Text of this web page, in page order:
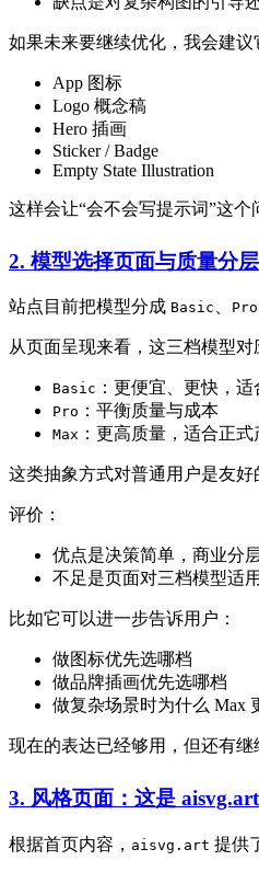
如果未来要继续优化，我会建议
App 图标
Logo 概念稿
Hero 插画
Sticker / Badge
Empty State Illustration
这样会让“会不会写提示词”这个
2. 模型选择页面与质量分层
站点目前把模型分成 Basic Pro
从页面呈现来看，这三档模型对
Basic ：更便宜、更快，
Pro ：平衡质量与成本
Max ：更高质量，适合正式
这类抽象方式对普通用户是友
评价：
优点是决策简单，商业分
不足是页面对三档模型适
比如它可以进一步告诉用户：
做图标优先选哪档
做品牌插画优先选哪档
做复杂场景时为什么 Max
现在的表达已经够用，但还有继
3. 风格页面：这是
根据首页内容， aisvg.art 提供